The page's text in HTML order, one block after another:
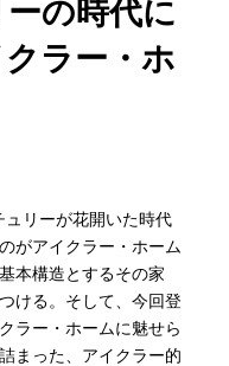
ライフレー
いて
要
企業の
方へ
お問い
合わせ
の時代に
ラー・ホ
リーが花開いた時代
がアイクラー・ホーム
本構造とするその家
ける。そして、今回登
ラー・ホームに魅せら
まった、アイクラー的